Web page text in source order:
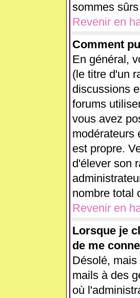
sommes
Revenir en
Comment
En général,
(le titre d'un
discussions
forums
vous avez
modérateurs
est propre.
d'élever son
nombre total
Revenir en
Lorsque je
de me
Désolé,
mails à des
où